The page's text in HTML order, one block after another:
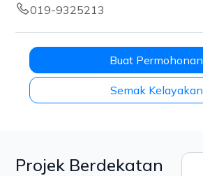
019-9325213
Buat Permohonan
Semak Kelayakan
Projek Berdekatan